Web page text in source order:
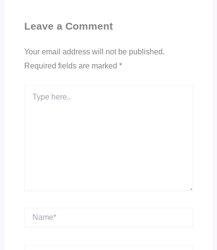
Leave a Comment
Your email address will not be published.
Required fields are marked *
here..